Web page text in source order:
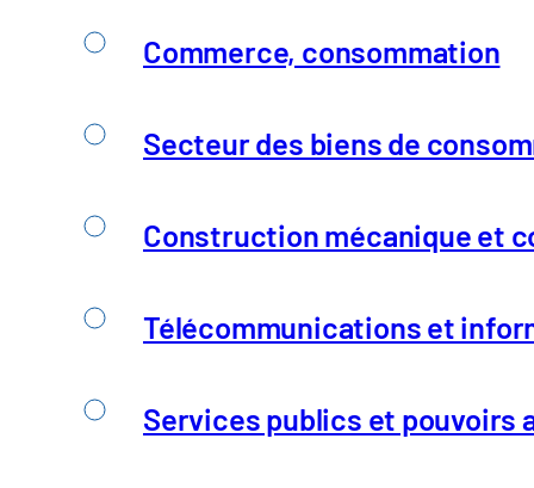
Commerce, consommation
Secteur des biens de
Construction mécanique et
Télécommunications et
Services publics et pouvoirs
Tous droits réservés